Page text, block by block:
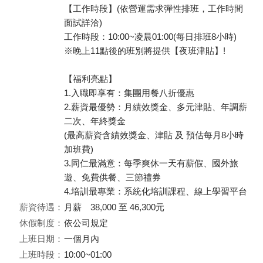
【工作時段】(依營運需求彈性排班，工作時間
面試詳洽)
工作時段：10:00~凌晨01:00(每日排班8小時)
※晚上11點後的班別將提供【夜班津貼】!
【福利亮點】
1.入職即享有：集團用餐八折優惠
2.薪資最優勢：月績效獎金、多元津貼、年調薪
二次、年終獎金
(最高薪資含績效獎金、津貼 及 預估每月8小時
加班費)
3.同仁最滿意：每季爽休一天有薪假、國外旅
遊、免費供餐、三節禮券
4.培訓最專業：系統化培訓課程、線上學習平台
薪資待遇： 月薪 38,000 至 46,300元
休假制度： 依公司規定
上班日期： 一個月內
上班時段： 10:00~01:00